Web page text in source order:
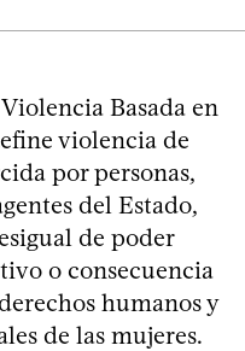
Basada en
violencia de
por personas,
del Estado,
de poder
o consecuencia
humanos y
de las mujeres.